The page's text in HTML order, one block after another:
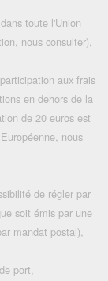
toute l'Union
nous consulter),
aux frais
en dehors de la
de 20 euros est
nous
de régler par
soit émis par une
mandat postal),
port,